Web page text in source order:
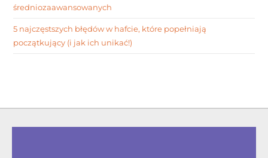
średniozaawansowanych
5 najczęstszych błędów w hafcie, które popełniają
początkujący (i jak ich unikać!)